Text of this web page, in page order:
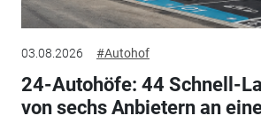
03.08.2026 #Autohof
24-Autohöfe: 44 Schnell-
von sechs Anbietern an